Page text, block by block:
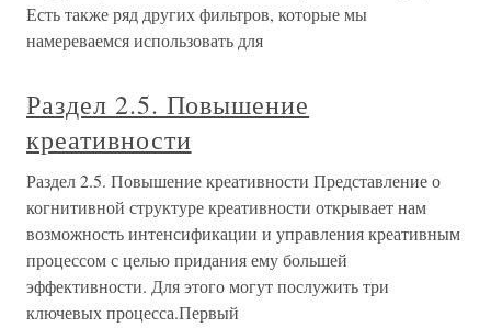
Есть также ряд других фильтров, которые мы
намереваемся использовать для
Раздел 2.5. Повышение
креативности
Раздел 2.5. Повышение креативности Представление о
когнитивной структуре креативности открывает нам
возможность интенсификации и управления креативным
процессом с целью придания ему большей
эффективности. Для этого могут послужить три
ключевых процесса.Первый